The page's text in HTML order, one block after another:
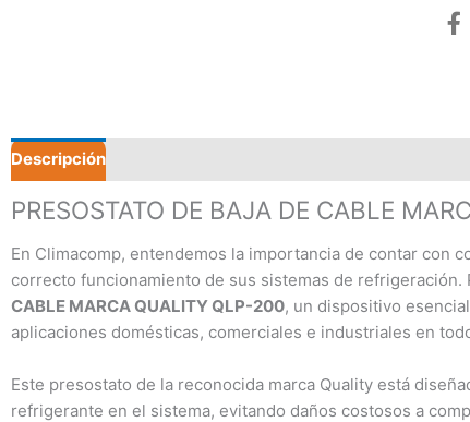
Descripción
PRESOSTATO DE BAJA DE CABLE
En Climacomp, entendemos la importancia de contar con
correcto funcionamiento de sus sistemas de refrigeración.
CABLE MARCA QUALITY QLP-200, un dispositivo
aplicaciones domésticas, comerciales e industriales en
Este presostato de la reconocida marca Quality está
refrigerante en el sistema, evitando daños costosos a